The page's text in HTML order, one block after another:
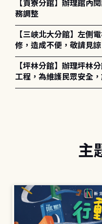
【貢寮分館】辦理館內
務調整
【三峽北大分館】左側
修，造成不便，敬請見諒
【坪林分館】辦理坪林
工程，為維護民眾安全
主